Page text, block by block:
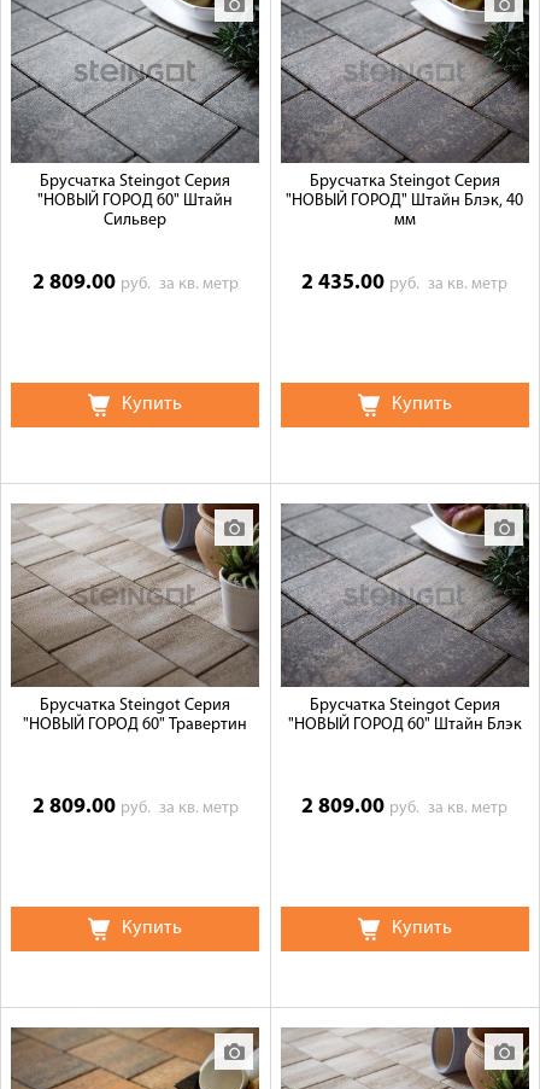
Брусчатка Steingot Серия
"НОВЫЙ ГОРОД 60" Штайн
Сильвер
2 809.00 руб. за кв. метр
Купить
Брусчатка Steingot Серия
"НОВЫЙ ГОРОД" Штайн Блэк, 40
мм
2 435.00 руб.за кв. метр
Купить
Брусчатка Steingot Серия
"НОВЫЙ ГОРОД 60" Травертин
2 809.00 руб. за кв. метр
Купить
Брусчатка Steingot Серия
"НОВЫЙ ГОРОД 60" Штайн Блэк
2 809.00 руб.за кв. метр
Купить